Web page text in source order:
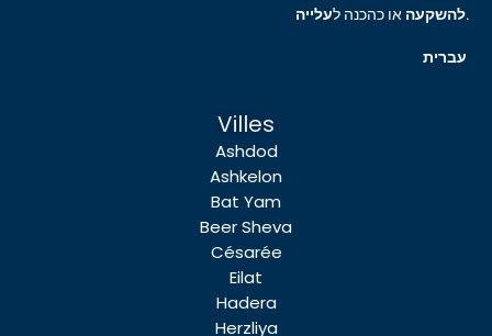
להשקעה או כהכנה לעלייה .
Villes
Ashdod
Ashkelon
Bat Yam
Beer Sheva
Césarée
Eilat
Hadera
Herzliya